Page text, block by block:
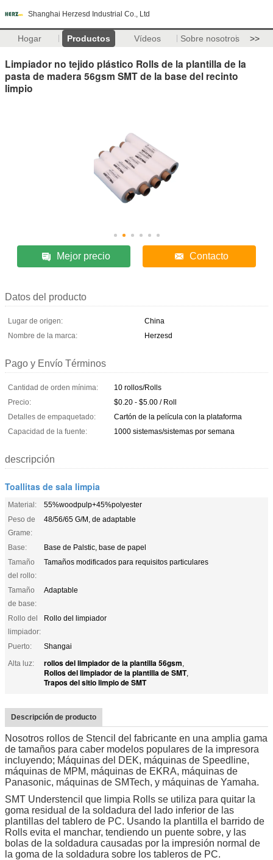
Shanghai Herzesd Industrial Co., Ltd
Hogar Productos Vídeos Sobre nosotros >>
Limpiador no tejido plástico Rolls de la plantilla de la
pasta de madera 56gsm SMT de la base del recinto
limpio
Mejor precio Contacto
Datos del producto
Lugar de origen:
China
Nombre de la marca:
Herzesd
Pago y Envío Términos
Cantidad de orden mínima:
10 rollos/Rolls
Precio:
$0.20 - $5.00 / Roll
Detalles de empaquetado:
Cartón de la película con la plataforma
Capacidad de la fuente:
1000 sistemas/sistemas por semana
descripción
Toallitas de sala limpia
Material:
55%woodpulp+45%polyester
Peso de
Grame:
48/56/65 G/M, de adaptable
Base:
Base de Palstic, base de papel
Tamaño
del rollo:
Tamaños modificados para requisitos particulares
Tamaño
de base:
Adaptable
Rollo del
limpiador:
Rollo del limpiador
Puerto:
Shangai
Alta luz:
rollos del limpiador de la plantilla 56gsm,
Rollos del limpiador de la plantilla de SMT,
Trapos del sitio limpio de SMT
Descripción de producto
Nosotros rollos de Stencil del fabricante en una amplia gama
de tamaños para caber modelos populares de la impresora
incluyendo; Máquinas del DEK, máquinas de Speedline,
máquinas de MPM, máquinas de EKRA, máquinas de
Panasonic, máquinas de SMTech, y máquinas de Yamaha.
SMT Understencil que limpia Rolls se utiliza para quitar la
goma residual de la soldadura del lado inferior de las
plantillas del tablero de PC. Usando la plantilla el barrido de
Rolls evita el manchar, tendiendo un puente sobre, y las
bolas de la soldadura causadas por la impresión normal de
la goma de la soldadura sobre los tableros de PC.